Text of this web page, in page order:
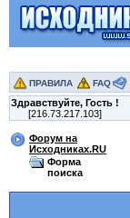
ПРАВИЛА FAQ
Здравствуйте, Гость !
[216.73.217.103]
Форум на
Исходниках.RU
Форма
поиска